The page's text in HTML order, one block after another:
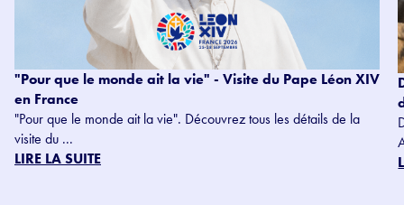
"Pour que le monde ait la vie" - Visite du Pape Léon XIV
en France
"Pour que le monde ait la vie". Découvrez tous les détails de la
visite du ...
LIRE LA SUITE